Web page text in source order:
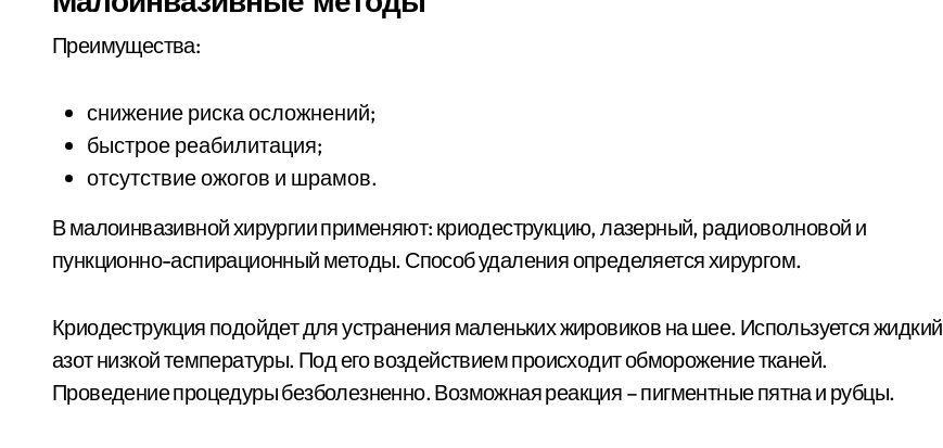
Преимущества:
снижение риска осложнений;
быстрое реабилитация;
отсутствие ожогов и шрамов.
В малоинвазивной хирургии применяют: криодеструкцию, лазерный, радиоволновой и
пункционно-аспирационный методы. Способ удаления определяется хирургом.
Криодеструкция подойдет для устранения маленьких жировиков на шее. Используется жидкий
азот низкой температуры. Под его воздействием происходит обморожение тканей.
Проведение процедуры безболезненно. Возможная реакция – пигментные пятна и рубцы.